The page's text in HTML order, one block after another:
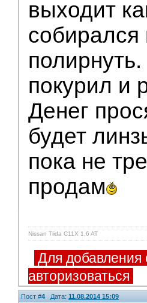
выходит
собирался
покурил и
Денег
будет
пока не
продам
Nissan Tiida C11X 1,6 AT
Для
авторизоваться
Пост #4Дата: 11.08.2014 15:09